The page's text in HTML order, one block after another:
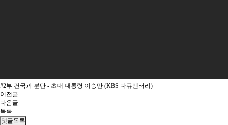
#2부 건국과 분단 - 초대 대통령 이승만 (KBS 다큐멘터리)
이전글
다음글
목록
댓글목록